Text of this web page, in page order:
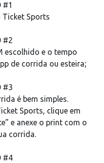
#1
Ticket Sports
#2
escolhido e o tempo
de corrida ou esteira;
#3
é bem simples.
Sports, clique em
e anexe o print com o
corrida.
#4